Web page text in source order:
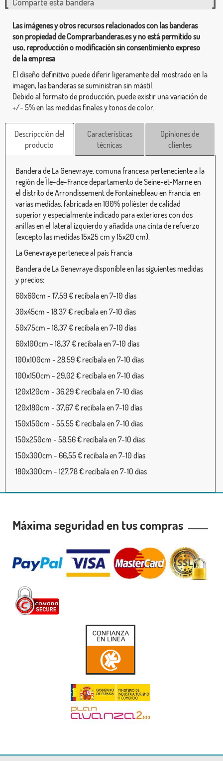
Las imágenes y otros recursos relacionados con las banderas
son propiedad de Comprarbanderas.es y no está permitido su
uso, reproducción o modificación sin consentimiento expreso
de la empresa
El diseño definitivo puede diferir ligeramente del mostrado en la
imagen, las banderas se suministran sin mástil.
Debido al formato de producción, puede existir una variación de
+/- 5% en las medidas finales y tonos de color.
Descripcción del
producto
Características
técnicas
Opiniones de
clientes
Bandera de La Genevraye, comuna francesa perteneciente a la
región de Île-de-France departamento de Seine-et-Marne en
el distrito de Arrondissement de Fontainebleau en Francia, en
varias medidas, fabricada en 100% poliéster de calidad
superior y especialmente indicado para exteriores con dos
anillas en el lateral izquierdo y añadida una cinta de refuerzo
(excepto las medidas 15x25 cm y 15x20 cm).
La Genevraye pertenece al país Francia
Bandera de La Genevraye disponible en las siguientes medidas
y precios:
60x60cm - 17,59 € recíbala en 7-10 días
30x45cm - 18,37 € recíbala en 7-10 días
50x75cm - 18,37 € recíbala en 7-10 días
60x100cm - 18,37 € recíbala en 7-10 días
100x100cm - 28,59 € recíbala en 7-10 días
100x150cm - 29,02 € recíbala en 7-10 días
120x120cm - 36,29 € recíbala en 7-10 días
120x180cm - 37,67 € recíbala en 7-10 días
150x150cm - 55,55 € recíbala en 7-10 días
150x250cm - 58,56 € recíbala en 7-10 días
150x300cm - 66,55 € recíbala en 7-10 días
180x300cm - 127,78 € recíbala en 7-10 días
Máxima seguridad en tus compras